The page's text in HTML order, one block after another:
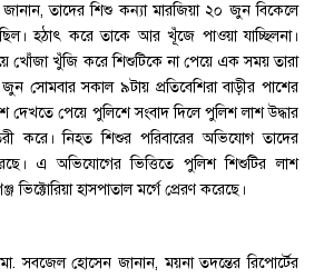
তাদের শিশু কন্যা মারজিয়া ২০ জুন বিকেলে
হঠাৎ করে তাকে আর খূঁজে পাওয়া যাচ্ছিলনা।
খোঁজা খুঁজি করে শিশুটিকে না পেয়ে এক সময় তারা
সোমবার সকাল ৯টায় প্রতিবেশিরা বাড়ীর পাশের
দেখতে পেয়ে পুলিশে সংবাদ দিলে পুলিশ লাশ উদ্ধার
করে। নিহত শিশুর পরিবারের অভিযোগ তাদের
এ অভিযোগের ভিত্তিতে পুলিশ শিশুটির লাশ
ভিক্টোরিয়া হাসপাতাল মর্গে প্রেরণ করেছে।
সবজেল হোসেন জানান, ময়না তদন্তের রিপোর্টের